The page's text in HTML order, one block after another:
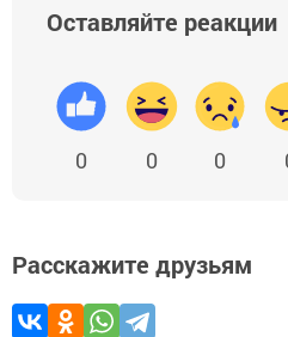
Оставляйте реакции
0 0 0
Расскажите друзьям